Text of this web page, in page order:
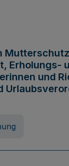
Erholungs-
und